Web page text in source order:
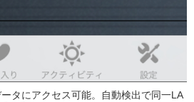
タにアクセス可能。自動検出で同一LA